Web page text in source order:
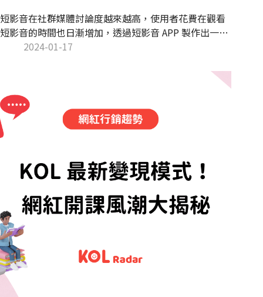
短影音在社群媒體討論度越來越高，使用者花費在觀看
短影音的時間也日漸增加，透過短影音 APP 製作出一支
吸引人的短影音，成為創作者們努力追求的目標也是社
法，以及新手也可以入門的剪輯短影音 APP，掌握短影
2024-01-17